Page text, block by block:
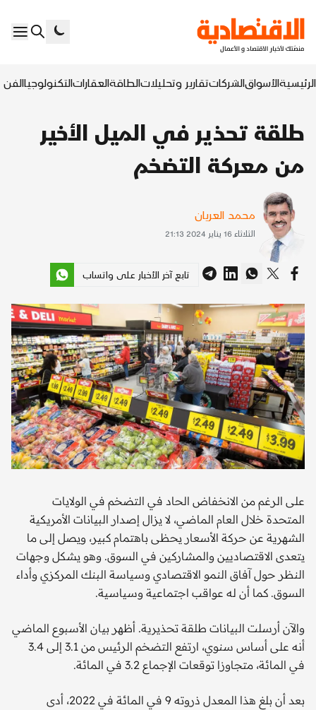
الرئيسيةالأسواقالشركاتتقارير وتحليلاتالطاقةالعقاراتالتكنولوجياالفن
طلقة تحذير في الميل الأخير
من معركة التضخم
محمد العريان
الثلاثاء 16 يناير 2024 21:13
تابع آخر الأخبار على واتساب
على الرغم من الانخفاض الحاد في التضخم في الولايات
المتحدة خلال العام الماضي، لا يزال إصدار البيانات الأمريكية
الشهرية عن حركة الأسعار يحظى باهتمام كبير، ويصل إلى ما
يتعدى الاقتصاديين والمشاركين في السوق. وهو يشكل وجهات
النظر حول آفاق النمو الاقتصادي وسياسة البنك المركزي وأداء
السوق. كما أن له عواقب اجتماعية وسياسية.
والآن أرسلت البيانات طلقة تحذيرية. أظهر بيان الأسبوع الماضي
أنه على أساس سنوي، ارتفع التضخم الرئيس من 3.1 إلى 3.4
في المائة، متجاوزا توقعات الإجماع 3.2 في المائة.
بعد أن بلغ هذا المعدل ذروته 9 في المائة في 2022، أدى